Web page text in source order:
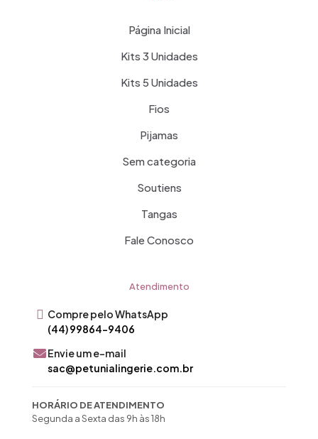
Página Inicial
Kits 3 Unidades
Kits 5 Unidades
Fios
Pijamas
Sem categoria
Soutiens
Tangas
Fale Conosco
Atendimento
Compre pelo WhatsApp
(44) 99864-9406
Envie um e-mail
sac@petunialingerie.com.br
HORÁRIO DE ATENDIMENTO
Segunda a Sexta das 9h às 18h